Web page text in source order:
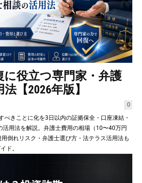
に役立つ専門家・弁護
【2026年版】
0
べきことに化を3日以内の証拠保全・口座凍結・
活用法を解説。弁護士費用の相場（10〜40万円
倒れリスク・弁護士選び方・法テラス活用法も
ド。